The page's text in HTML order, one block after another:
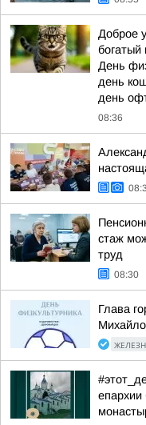
Доброе
богатый
День
день
день
08:36
стаж
труд
08:30
Глава